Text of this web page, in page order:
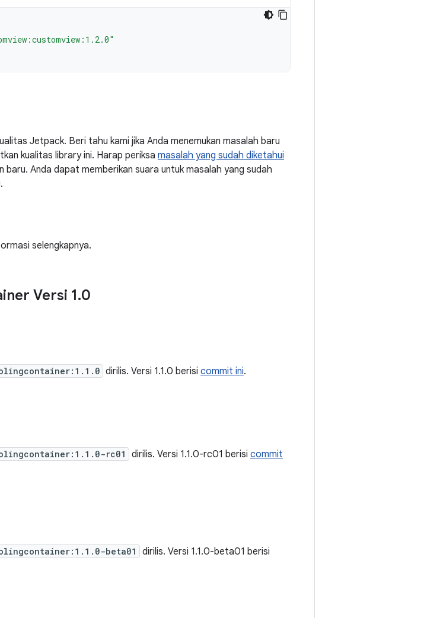
Jetpack. Beri tahu kami jika Anda menemukan masalah baru
kualitas library ini. Harap periksa masalah yang sudah diketahui
Anda dapat memberikan suara untuk masalah yang sudah
selengkapnya.
Versi 1.0
dirilis. Versi 1.1.0 berisi commit ini.
rc01 dirilis. Versi 1.1.0-rc01 berisi commit
beta01
dirilis. Versi 1.1.0-beta01 berisi